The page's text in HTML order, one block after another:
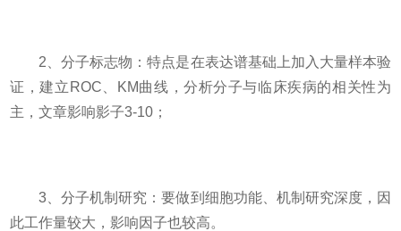
2、分子标志物：特点是在表达谱基础上加入大量样本验
证，建立ROC、KM曲线，分析分子与临床疾病的相关性为
主，文章影响影子3-10；
3、分子机制研究：要做到细胞功能、机制研究深度，因
此工作量较大，影响因子也较高。